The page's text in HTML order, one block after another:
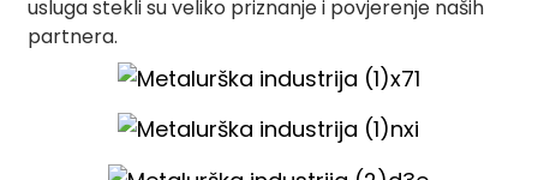
usluga stekli su veliko priznanje i povjerenje naših
partnera.